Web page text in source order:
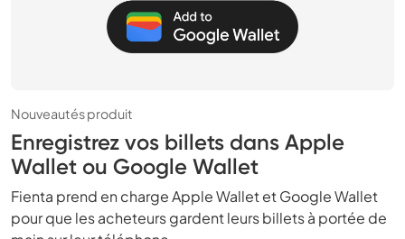
Nouveautés produit
Enregistrez vos billets dans Apple
Wallet ou Google Wallet
Fienta prend en charge Apple Wallet et Google Wallet
pour que les acheteurs gardent leurs billets à portée de